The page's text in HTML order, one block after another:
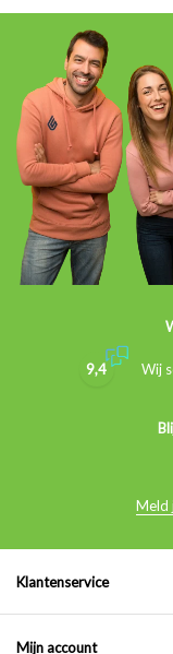
9,4 Wij
Meld
Klantenservice
Mijn account